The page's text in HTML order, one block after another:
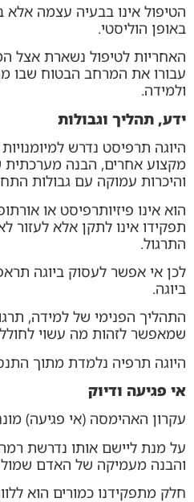
הטיפול אינו בבעיה עצמה
באופן הוליסטי.
האחריות לטיפול נשארת אצל
עבורו את המרחב הבטוח שבו
ולמידה.
ידע, תהליך וגבולות
היוגה תרפיסט נדרש
מקצוע אחרים, הבנה מערכתית
והיכרות עמוקה עם גבולות
הוא אינו פיזיותרפיסט או
תפקידו אינו לתקן אלא לעזור
התרגול.
לכן אי אפשר לעסוק ביוגה
ביוגה.
התהליך הפנימי של למידה,
שמאפשר לזהות מה עשוי
היוגה תרפיה נלמדת מתוך
אי פגיעה ודיוק
עקרון האהימסה (אי פגיעה)
על מנת ליישם אותו נדרשת
והבנה מעמיקה של האדם
חלק מתפקידנו כמורים הוא